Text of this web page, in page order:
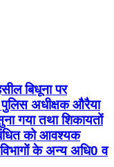
बिधूना पर
अधीक्षक औरैया
गया तथा शिकायतों
को आवश्यक
के अन्य अधि0 व